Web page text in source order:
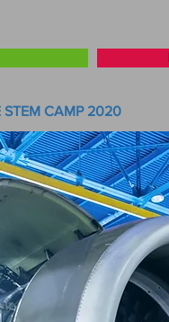
STEM CAMP 2020